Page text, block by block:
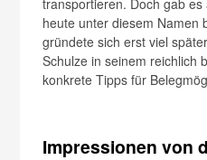
heute unter diesem Namen
gründete sich erst viel
Schulze in seinem reichlich
konkrete Tipps für
Impressionen von